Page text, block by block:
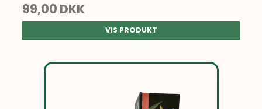
99,00 DKK
VIS PRODUKT